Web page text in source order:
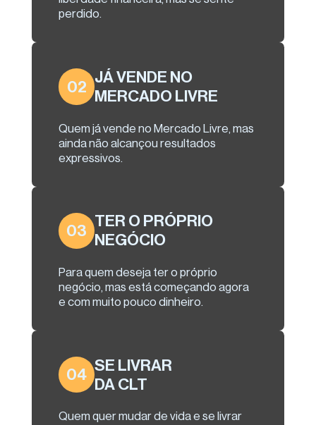
perdido.
02
JÁ VENDE NO
MERCADO LIVRE
Quem já vende no Mercado Livre, mas
ainda não alcançou resultados
expressivos.
03
TER O PRÓPRIO
NEGÓCIO
Para quem deseja ter o próprio
negócio, mas está começando agora
e com muito pouco dinheiro.
04
SE LIVRAR
DA CLT
Quem quer mudar de vida e se livrar